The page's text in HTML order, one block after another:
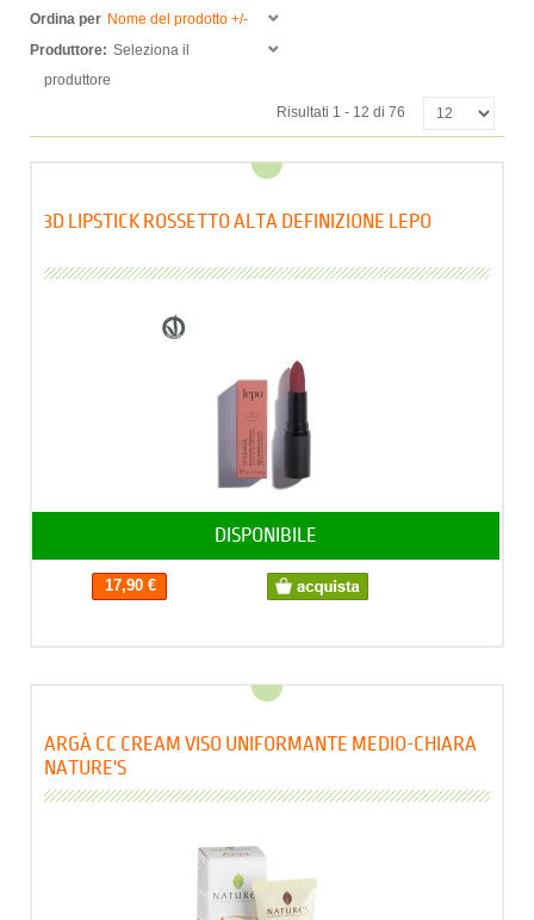
Ordina per Nome del prodotto +/-
Produttore: Seleziona il
produttore
Risultati 1 - 12 di 76
DISPONIBILE
3D LIPSTICK ROSSETTO ALTA DEFINIZIONE LEPO
17,90 €
ARGÀ CC CREAM VISO UNIFORMANTE MEDIO-CHIARA
NATURE'S